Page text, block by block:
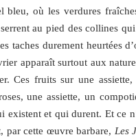
où les verdures
au pied des collines
taches durement heurtées
apparaît surtout aux
Ces fruits sur une
une assiette, un
et qui durent. Et ce
par cette œuvre barbare, Les